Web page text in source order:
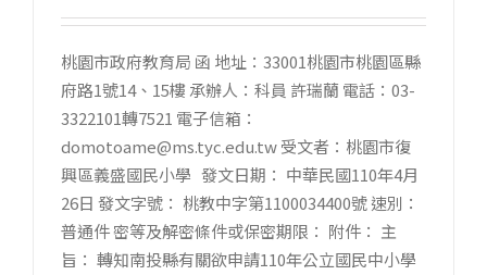
桃園市政府教育局 函 地址：33001桃園市桃園區縣
府路1號14、15樓 承辦人：科員 許瑞蘭 電話：03-
3322101轉7521 電子信箱：
domotoame@ms.tyc.edu.tw 受文者：桃園市復
興區義盛國民小學 發文日期： 中華民國110年4月
26日 發文字號： 桃教中字第1100034400號 速別：
普通件 密等及解密條件或保密期限： 附件： 主
旨： 轉知南投縣有關欲申請110年公立國民中小學